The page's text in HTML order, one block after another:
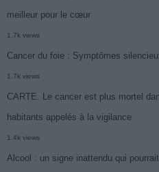
meilleur pour le cœur
1.7k views
Cancer du foie : Symptômes
1.7k views
CARTE. Le cancer est plus mortel
habitants appelés à la vigilance
1.4k views
Alcool : un signe inattendu qui